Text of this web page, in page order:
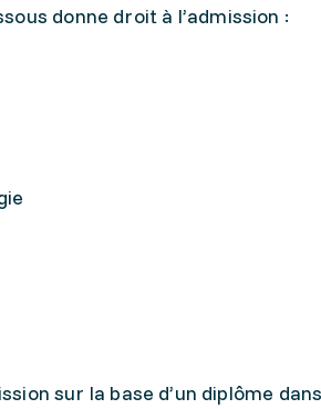
donne droit à l’admission :
sur la base d’un diplôme